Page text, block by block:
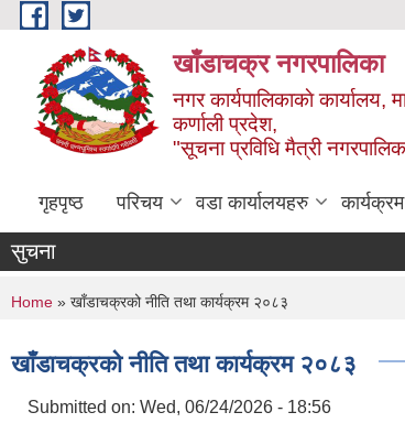
Skip to main content
खाँडाचक्र नगरपालिका
नगर कार्यपालिकाकाे कार्यालय,
क‍र्णाली प्रदेश,
"सूचना प्रविधि मैत्री
गृहपृष्ठ परिचय वडा कार्यालयहरु
सुचना
You are here
Home » खाँडाचक्रको नीति तथा कार्यक्रम २०८३
खाँडाचक्रको नीति तथा कार्यक्रम २०८३
Submitted on: Wed, 06/24/2026 - 18:56